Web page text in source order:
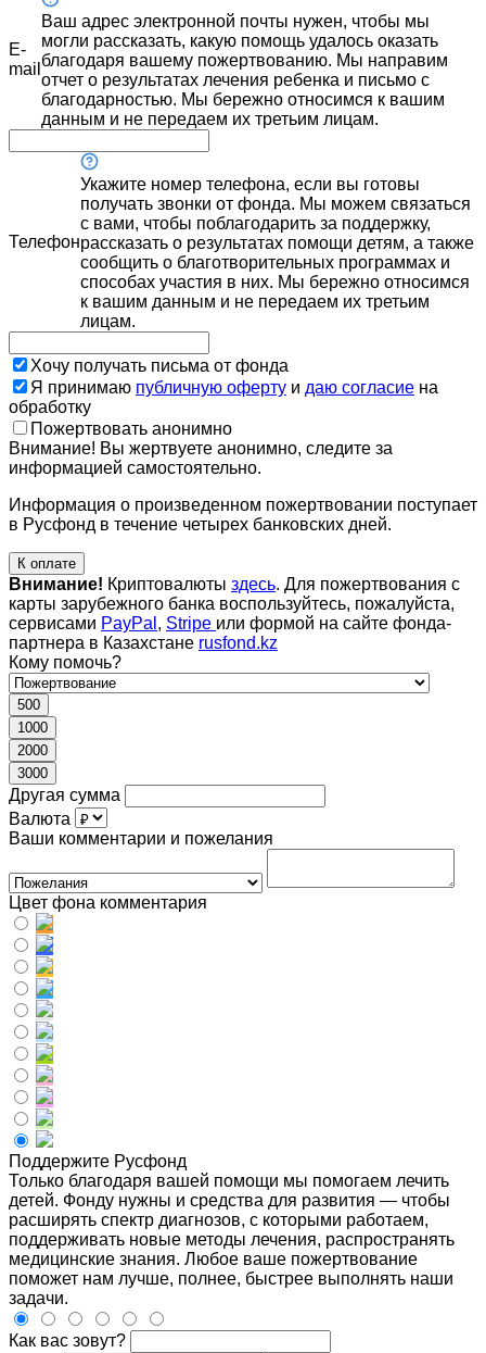
E-
mail
Ваш адрес электронной почты нужен, чтобы мы
могли рассказать, какую помощь удалось оказать
благодаря вашему пожертвованию. Мы направим
отчет о результатах лечения ребенка и письмо с
благодарностью. Мы бережно относимся к вашим
данным и не передаем их третьим лицам.
Телефон
Укажите номер телефона, если вы готовы
получать звонки от фонда. Мы можем связаться
с вами, чтобы поблагодарить за поддержку,
рассказать о результатах помощи детям, а также
сообщить о благотворительных программах и
способах участия в них. Мы бережно относимся
к вашим данным и не передаем их третьим
лицам.
Хочу получать письма от фонда
Я принимаю публичную оферту и даю согласие на
обработку
Пожертвовать анонимно
Внимание! Вы жертвуете анонимно, следите за
информацией самостоятельно.
Информация о произведенном пожертвовании поступает
в Русфонд в течение четырех банковских дней.
К оплате
Внимание! Криптовалюты здесь. Для пожертвования с
карты зарубежного банка воспользуйтесь, пожалуйста,
сервисами PayPal , Stripe или формой на сайте фонда-
партнера в Казахстане rusfond.kz
Кому помочь?
500
1000
2000
3000
Другая сумма
Валюта
Ваши комментарии и пожелания
Цвет фона комментария
Поддержите Русфонд
Только благодаря вашей помощи мы помогаем лечить
детей. Фонду нужны и средства для развития — чтобы
расширять спектр диагнозов, с которыми работаем,
поддерживать новые методы лечения, распространять
медицинские знания. Любое ваше пожертвование
поможет нам лучше, полнее, быстрее выполнять наши
задачи.
Как вас зовут?